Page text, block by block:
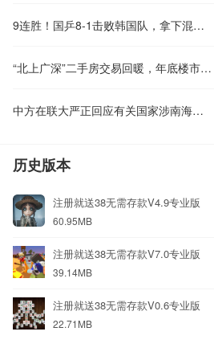
9连胜！国乒8-1击败韩国队，拿下混合团体世界杯冠军
“北上广深”二手房交易回暖，年底楼市怎样看？
中方在联大严正回应有关国家涉南海问题错误言论
历史版本
注册就送38无需存款V4.9专业版
60.95MB
注册就送38无需存款V7.0专业版
39.14MB
注册就送38无需存款V0.6专业版
22.71MB